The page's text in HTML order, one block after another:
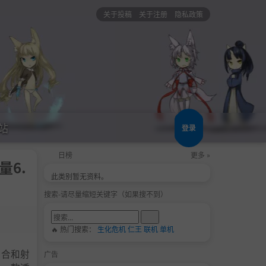
关于投稿 关于注册 隐私政策
登录
6.
和射
日榜 更多 »
此类别暂无资料。
搜索-请尽量缩短关键字（如果搜不到）
🔥 热门搜索： 生化危机仁王 联机单机
广告